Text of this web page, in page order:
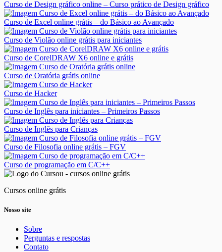
Curso de Design gráfico online – Curso prático de Design gráfico
Curso de Excel online grátis – do Básico ao Avançado
Curso de Violão online grátis para iniciantes
Curso de CorelDRAW X6 online e grátis
Curso de Oratória grátis online
Curso de Hacker
Curso de Inglês para iniciantes – Primeiros Passos
Curso de Inglês para Crianças
Curso de Filosofia online grátis – FGV
Curso de programação em C/C++
Cursos online grátis
Nosso site
Sobre
Perguntas e respostas
Contato